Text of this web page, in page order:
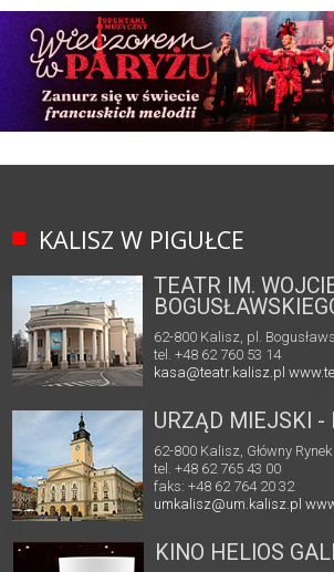
KALISZ W PIGUŁCE
TEATR IM.
62-800 Kalisz, pl.
tel. +48 62 760 53 14
kasa@teatr.kalisz.pl
URZĄD MIEJSKI -
62-800 Kalisz, Główny
tel. +48 62 765 43 00
faks: +48 62 764 20 32
umkalisz@um.kalisz.pl
KINO HELIOS